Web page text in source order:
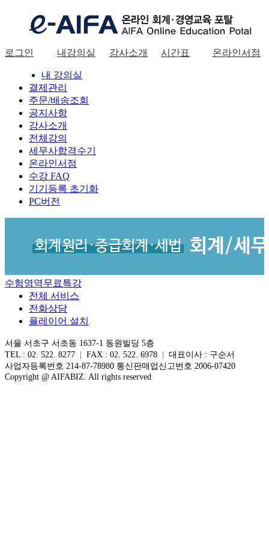
로그인 내강의실 강사소개 시간표 온라인서점
로그인 내 강의실
결제관리
주문/배송조회
공지사항
강사소개
전체강의
세무사합격수기
온라인서점
수강 FAQ
기기등록 초기화
PC버전
수험영역무료특강
전체 서비스
전화상담
플레이어 설치
서울 서초구 서초동 1637-1 동원빌딩 5층
TEL : 02. 522. 8277 | FAX : 02. 522. 6978 | 대표이사 : 구순서
사업자등록번호 214-87-78980 통신판매업신고번호 2006-07420
Copyright @ AIFABIZ. All rights reserved